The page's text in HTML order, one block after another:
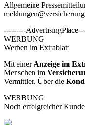
Allgemeine
---------
WERBUNG
Werben im Extrablatt
Mit einer Anzeige im
Menschen im
Vermittler. Über die
WERBUNG
Noch erfolgreicher